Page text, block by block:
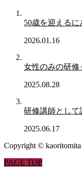
50歳を迎えるに
2026.01.16
女性のみの研修
2025.08.28
研修講師として
2025.06.17
Copyright ©
PAGE TOP